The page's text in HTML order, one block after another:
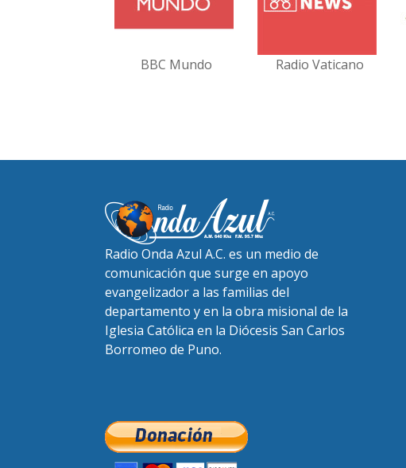
BBC Mundo Radio Vaticano
Radio Onda Azul A.C. es un medio de
comunicación que surge en apoyo
evangelizador a las familias del
departamento y en la obra misional de la
Iglesia Católica en la Diócesis San Carlos
Borromeo de Puno.